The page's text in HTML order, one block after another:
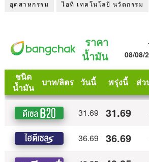
อุตสาหกรรม ไอที เทคโนโลยี นวัตกรรม